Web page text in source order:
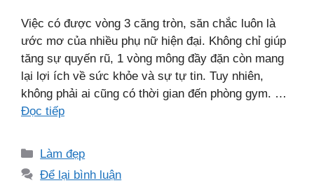
Việc có được vòng 3 căng tròn, săn chắc luôn là
ước mơ của nhiều phụ nữ hiện đại. Không chỉ giúp
tăng sự quyến rũ, 1 vòng mông đầy đặn còn mang
lại lợi ích về sức khỏe và sự tự tin. Tuy nhiên,
không phải ai cũng có thời gian đến phòng gym. …
Đọc tiếp
Danh
mục
Làm đẹp
Để lại bình luận